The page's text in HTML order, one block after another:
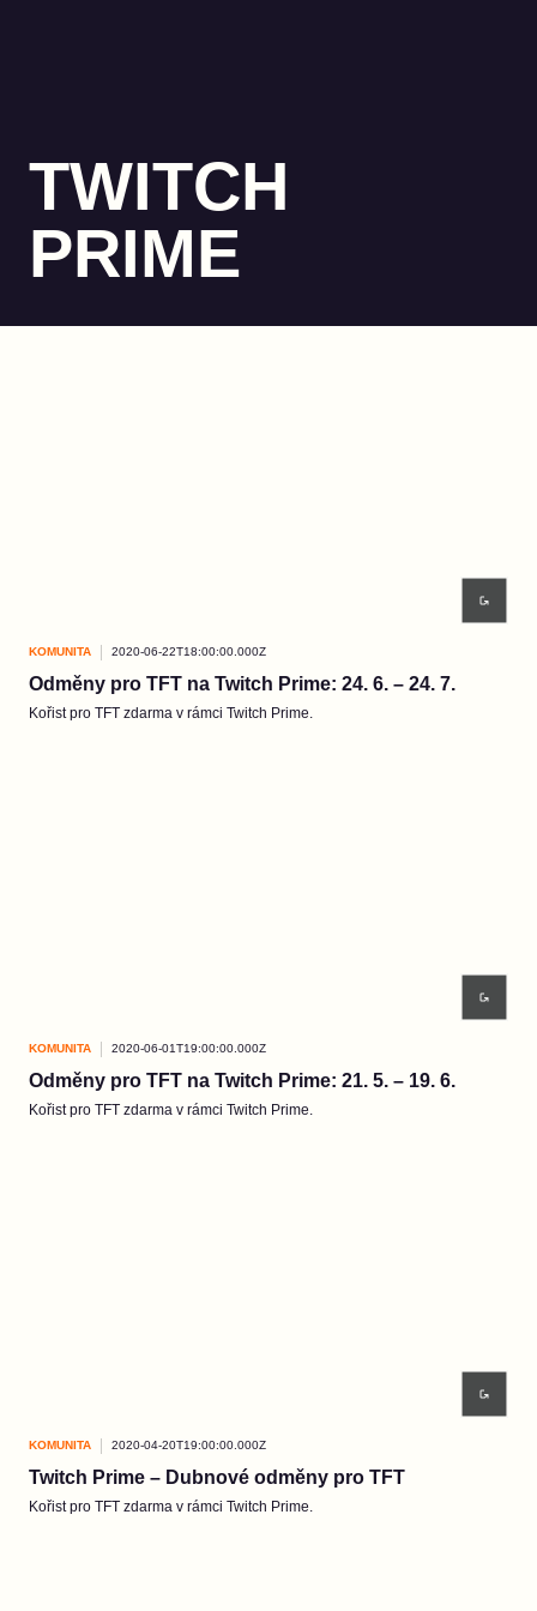
TWITCH
PRIME
KOMUNITA 2020-06-22T18:00:00.000Z
Odměny pro TFT na Twitch Prime: 24. 6. – 24. 7.
Kořist pro TFT zdarma v rámci Twitch Prime.
KOMUNITA 2020-06-01T19:00:00.000Z
Odměny pro TFT na Twitch Prime: 21. 5. – 19. 6.
Kořist pro TFT zdarma v rámci Twitch Prime.
KOMUNITA 2020-04-20T19:00:00.000Z
Twitch Prime – Dubnové odměny pro TFT
Kořist pro TFT zdarma v rámci Twitch Prime.